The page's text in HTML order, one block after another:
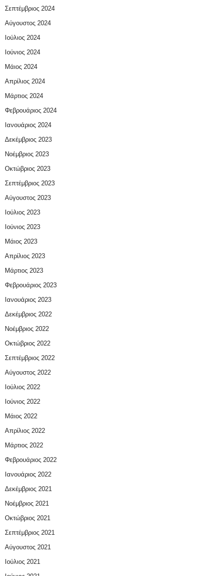
Σεπτέμβριος 2024
Αύγουστος 2024
Ιούλιος 2024
Ιούνιος 2024
Μάιος 2024
Απρίλιος 2024
Μάρτιος 2024
Φεβρουάριος 2024
Ιανουάριος 2024
Δεκέμβριος 2023
Νοέμβριος 2023
Οκτώβριος 2023
Σεπτέμβριος 2023
Αύγουστος 2023
Ιούλιος 2023
Ιούνιος 2023
Μάιος 2023
Απρίλιος 2023
Μάρτιος 2023
Φεβρουάριος 2023
Ιανουάριος 2023
Δεκέμβριος 2022
Νοέμβριος 2022
Οκτώβριος 2022
Σεπτέμβριος 2022
Αύγουστος 2022
Ιούλιος 2022
Ιούνιος 2022
Μάιος 2022
Απρίλιος 2022
Μάρτιος 2022
Φεβρουάριος 2022
Ιανουάριος 2022
Δεκέμβριος 2021
Νοέμβριος 2021
Οκτώβριος 2021
Σεπτέμβριος 2021
Αύγουστος 2021
Ιούλιος 2021